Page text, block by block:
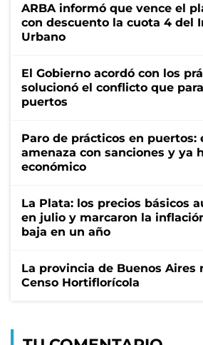
ARBA informó que vence el
con descuento la cuota 4 del
Urbano
El Gobierno acordó con los
solucionó el conflicto que
puertos
Paro de prácticos en puertos:
amenaza con sanciones y ya
económico
La Plata: los precios básicos
en julio y marcaron la
baja en un año
La provincia de Buenos Aires
Censo Hortiflorícola